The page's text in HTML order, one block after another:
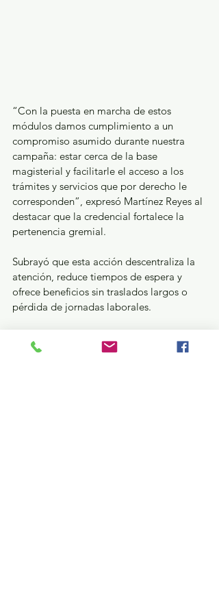
“Con la puesta en marcha de estos
módulos damos cumplimiento a un
compromiso asumido durante nuestra
campaña: estar cerca de la base
magisterial y facilitarle el acceso a los
trámites y servicios que por derecho le
corresponden”, expresó Martínez Reyes al
destacar que la credencial fortalece la
pertenencia gremial.
Subrayó que esta acción descentraliza la
atención, reduce tiempos de espera y
ofrece beneficios sin traslados largos o
pérdida de jornadas laborales.
reafirma su determinación de construir